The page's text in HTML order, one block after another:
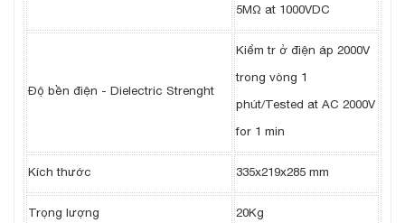
5MΩ at 1000VDC
Độ bền điện - Dielectric Strenght
Kiểm tr ở điện áp 2000V
trong vòng 1
phút/Tested at AC 2000V
for 1 min
Kích thước 335x219x285 mm
Trọng lượng 20Kg